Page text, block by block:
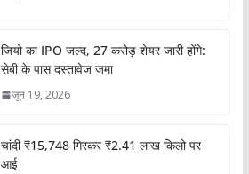
जियो का IPO जल्द, 27 करोड़ शेयर जारी होंगे:
सेबी के पास दस्तावेज जमा
जून 19, 2026
चांदी ₹15,748 गिरकर ₹2.41 लाख किलो पर
आई